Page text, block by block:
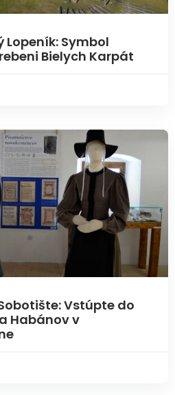
Symbol
Bielych Karpát
Vstúpte do
Habánov v